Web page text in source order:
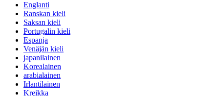
Englanti
Ranskan kieli
Saksan kieli
Portugalin kieli
Espanja
Venäjän kieli
japanilainen
Korealainen
arabialainen
Irlantilainen
Kreikka